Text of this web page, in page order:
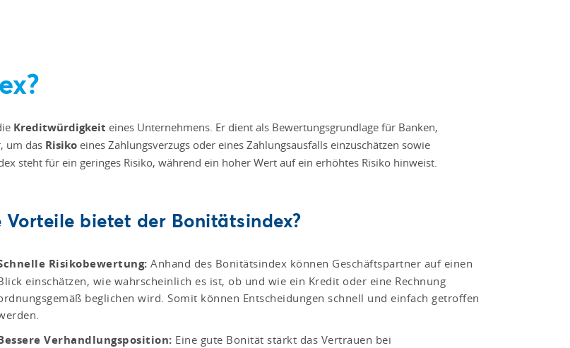
Kreditwürdigkeit eines Unternehmens. Er dient als Bewertungsgrundlage für Banken,
um das Risiko eines Zahlungsverzugs oder eines Zahlungsausfalls einzuschätzen sowie
steht für ein geringes Risiko, während ein hoher Wert auf ein erhöhtes Risiko hinweist.
Vorteile bietet der Bonitätsindex?
Risikobewertung: Anhand des Bonitätsindex können Geschäftspartner auf einen
einschätzen, wie wahrscheinlich es ist, ob und wie ein Kredit oder eine Rechnung
beglichen wird. Somit können Entscheidungen schnell und einfach getroffen
Verhandlungsposition: Eine gute Bonität stärkt das Vertrauen bei